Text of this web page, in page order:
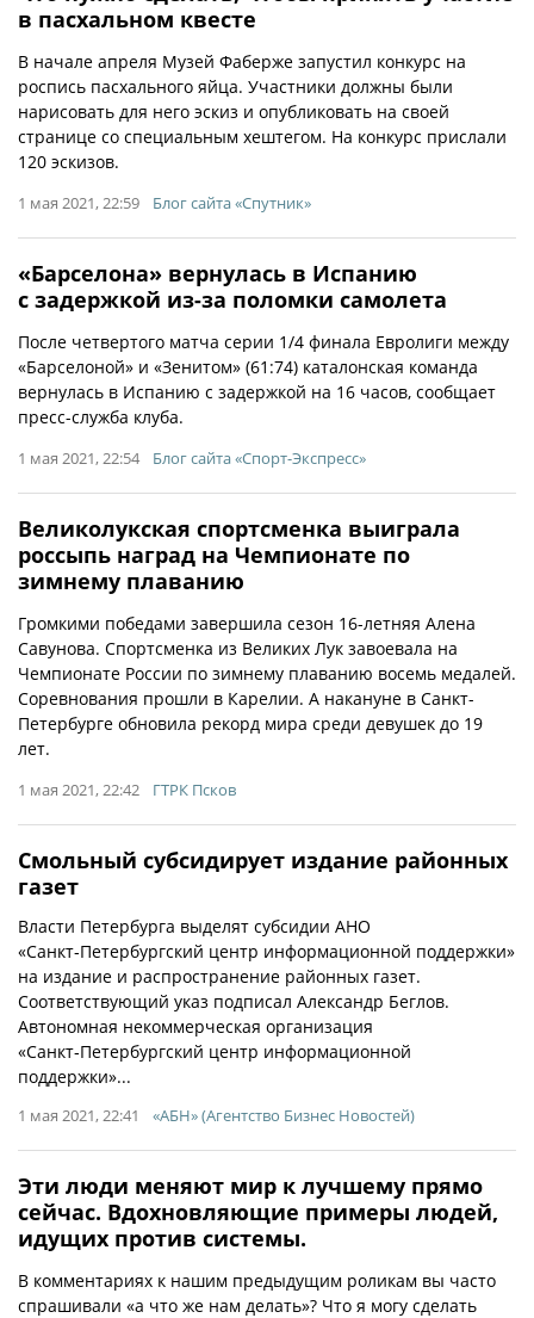
в пасхальном квесте
В начале апреля Музей Фаберже запустил конкурс на
роспись пасхального яйца. Участники должны были
нарисовать для него эскиз и опубликовать на своей
странице со специальным хештегом. На конкурс прислали
120 эскизов.
1 мая 2021, 22:59 Блог сайта «Спутник»
«Барселона» вернулась в Испанию
с задержкой из-за поломки самолета
После четвертого матча серии 1/4 финала Евролиги между
«Барселоной» и «Зенитом» (61:74) каталонская команда
вернулась в Испанию с задержкой на 16 часов, сообщает
пресс-служба клуба.
1 мая 2021, 22:54 Блог сайта «Спорт-Экспресс»
Великолукская спортсменка выиграла
россыпь наград на Чемпионате по
зимнему плаванию
Громкими победами завершила сезон 16-летняя Алена
Савунова. Спортсменка из Великих Лук завоевала на
Чемпионате России по зимнему плаванию восемь медалей.
Соревнования прошли в Карелии. А накануне в Санкт-
Петербурге обновила рекорд мира среди девушек до 19
лет.
1 мая 2021, 22:42 ГТРК Псков
Смольный субсидирует издание районных
газет
Власти Петербурга выделят субсидии АНО
«Санкт‑Петербургский центр информационной поддержки»
на издание и распространение районных газет.
Соответствующий указ подписал Александр Беглов.
Автономная некоммерческая организация
«Санкт‑Петербургский центр информационной
поддержки»...
1 мая 2021, 22:41 «АБН» (Агентство Бизнес Новостей)
Эти люди меняют мир к лучшему прямо
сейчас. Вдохновляющие примеры людей,
идущих против системы.
В комментариях к нашим предыдущим роликам вы часто
спрашивали «а что же нам делать»? Что я могу сделать